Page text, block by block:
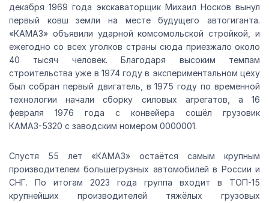
декабря 1969 года экскаваторщик Михаил Носков вынул
первый ковш земли на месте будущего автогиганта.
«КАМАЗ» объявили ударной комсомольской стройкой, и
ежегодно со всех уголков страны сюда приезжало около
40 тысяч человек. Благодаря высоким темпам
строительства уже в 1974 году в экспериментальном цеху
был собран первый двигатель, в 1975 году по временной
технологии начали сборку силовых агрегатов, а 16
февраля 1976 года с конвейера сошёл грузовик
КАМАЗ-5320 с заводским номером 0000001.
Спустя 55 лет «КАМАЗ» остаётся самым крупным
производителем большегрузных автомобилей в России и
СНГ. По итогам 2023 года группа входит в ТОП-15
крупнейших производителей тяжёлых грузовых